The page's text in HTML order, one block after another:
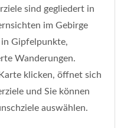
sind gegliedert in
im Gebirge
Gipfelpunkte,
Wanderungen.
klicken, öffnet sich
und Sie können
auswählen.